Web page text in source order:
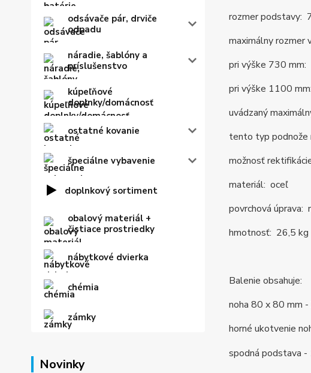
odsávače pár, drviče
odpadu
náradie, šablóny a
príslušenstvo
kúpeľňové
doplnky/domácnosť
ostatné kovanie
špeciálne vybavenie
doplnkový sortiment
obalový materiál +
čistiace prostriedky
nábytkové dvierka
chémia
zámky
Novinky
rozmer podstavy:
maximálny rozmer
pri výške 730
pri výške 1100
uvádzaný
tento typ podnože
možnosť
materiál: oceľ
povrchová úprava:
hmotnosť: 26,5 kg
Balenie obsahuje:
noha 80 x 80 mm -
horné ukotvenie
spodná podstava -